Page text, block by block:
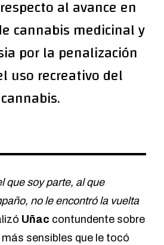
al avance en
cannabis medicinal y
por la penalización
uso recreativo del
cannabis.
que soy parte, al que
no le encontró la vuelta
Uñac contundente sobre
sensibles que le tocó